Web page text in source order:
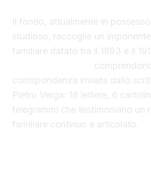
Il fondo, attualmente in
studioso, raccoglie un
familiare datato tra il 1893 e il
corrispondenza inviata dallo
Pietro Verga: 18 lettere, 6
telegrammi che testimoniano un
familiare continuo e articolato.